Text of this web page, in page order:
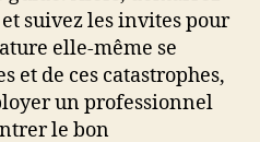
suivez les invites pour
elle-même se
et de ces catastrophes,
un professionnel
le bon